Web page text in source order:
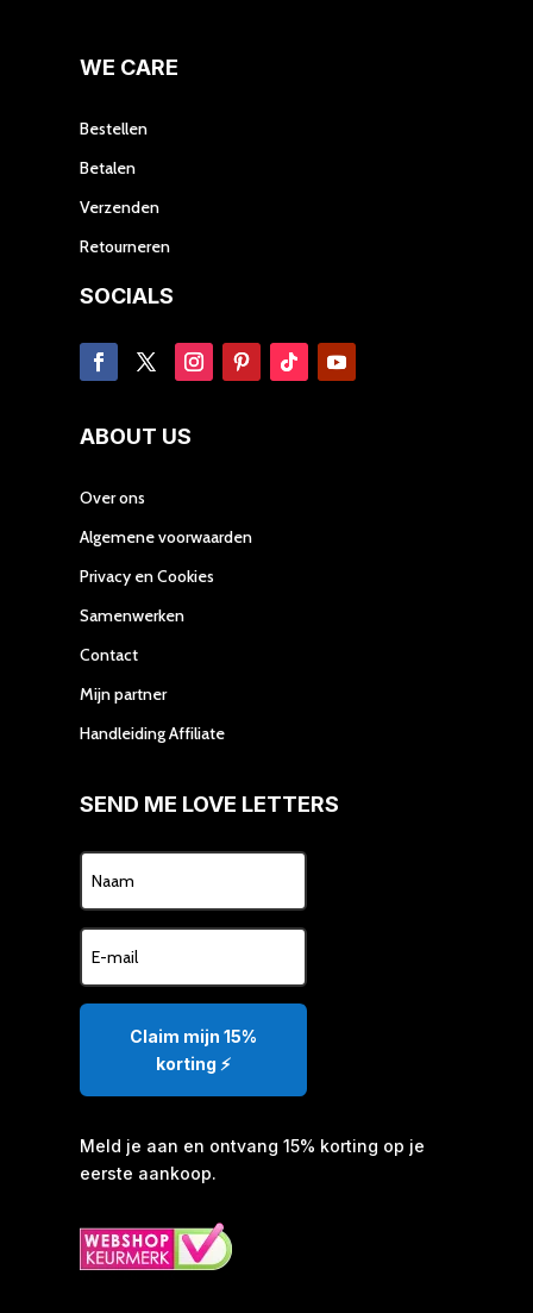
WE CARE
Bestellen
Betalen
Verzenden
Retourneren
SOCIALS
ABOUT US
Over ons
Algemene voorwaarden
Privacy en Cookies
Samenwerken
Contact
Mijn partner
Handleiding Affiliate
SEND ME LOVE LETTERS
Claim mijn 15%
korting ⚡️
Meld je aan en ontvang 15% korting op je
eerste aankoop.